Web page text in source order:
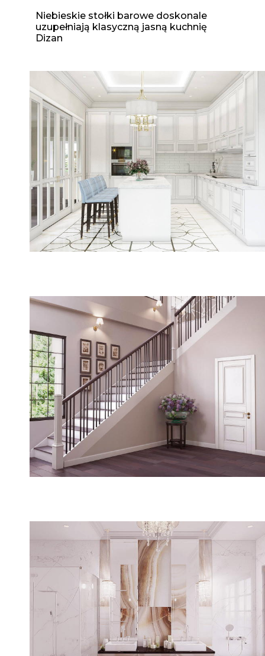
Niebieskie stołki barowe doskonale
uzupełniają klasyczną jasną kuchnię
Dizan